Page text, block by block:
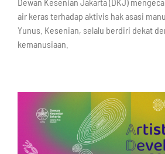
Dewan Kesenian Jakarta (DKJ)
air keras terhadap aktivis hak asasi
Yunus. Kesenian, selalu berdiri dekat
kemanusiaan.